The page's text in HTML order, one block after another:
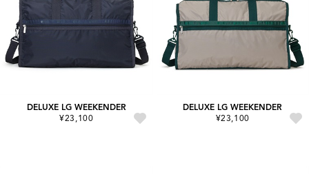
DELUXE LG WEEKENDER
¥23,100
DELUXE LG WEEKENDER
¥23,100